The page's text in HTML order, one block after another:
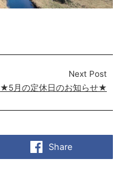
Next Post
★5月の定休日のお知らせ★
Share